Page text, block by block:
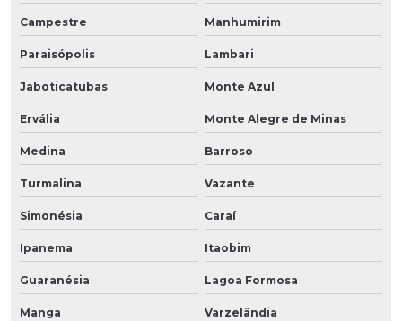
Campestre Manhumirim
Paraisópolis Lambari
Jaboticatubas Monte Azul
Ervália Monte Alegre de Minas
Medina Barroso
Turmalina Vazante
Simonésia Caraí
Ipanema Itaobim
Guaranésia Lagoa Formosa
Manga Varzelândia